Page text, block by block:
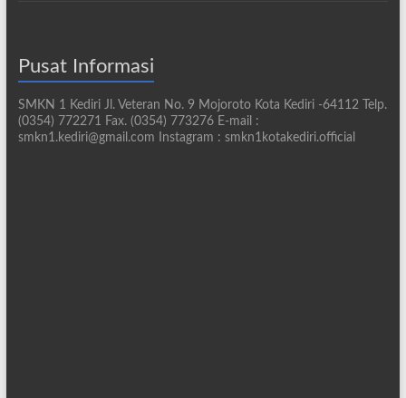
Pusat Informasi
SMKN 1 Kediri Jl. Veteran No. 9 Mojoroto Kota Kediri -64112 Telp.
(0354) 772271 Fax. (0354) 773276 E-mail :
smkn1.kediri@gmail.com Instagram : smkn1kotakediri.official